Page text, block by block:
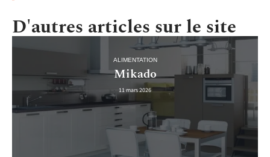
D'autres articles sur le site
ALIMENTATION
Mikado
11 mars 2026